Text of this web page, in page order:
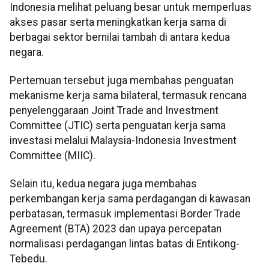
Indonesia melihat peluang besar untuk memperluas
akses pasar serta meningkatkan kerja sama di
berbagai sektor bernilai tambah di antara kedua
negara.
Pertemuan tersebut juga membahas penguatan
mekanisme kerja sama bilateral, termasuk rencana
penyelenggaraan Joint Trade and Investment
Committee (JTIC) serta penguatan kerja sama
investasi melalui Malaysia-Indonesia Investment
Committee (MIIC).
Selain itu, kedua negara juga membahas
perkembangan kerja sama perdagangan di kawasan
perbatasan, termasuk implementasi Border Trade
Agreement (BTA) 2023 dan upaya percepatan
normalisasi perdagangan lintas batas di Entikong-
Tebedu.